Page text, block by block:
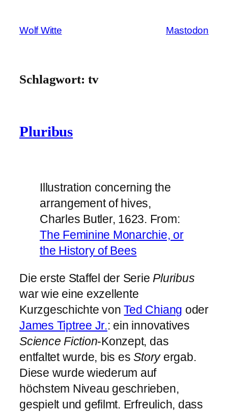
springen
Wolf Witte Mastodon
Schlagwort: tv
Pluribus
Illustration concerning the
arrangement of hives,
Charles Butler, 1623. From:
The Feminine Monarchie, or
the History of Bees
Die erste Staffel der Serie Pluribus
war wie eine exzellente
Kurzgeschichte vonTed Chiang oder
James Tiptree Jr.: ein innovatives
Science Fiction-Konzept, das
entfaltet wurde, bis esStoryergab.
Diese wurde wiederum auf
höchstem Niveau geschrieben,
gespielt und gefilmt. Erfreulich, dass